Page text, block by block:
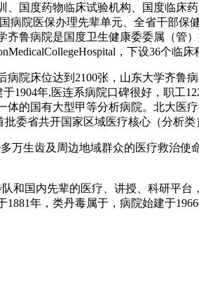
国度药物临床试验机构、国度临床
病院医保办理先辈单元、全省干部
鲁病院是国度卫生健康委委属（管
，下设36个临床
床位达到2100张，山东大学齐鲁
年,医连系病院口碑很好，职工
的国有大型甲等分析病院。北大医
委省共开国家区域医疗核心（分析类
生齿及周边地域群众的医疗救治使
国内先辈的医疗、讲授、科研平
年，类丹毒属于，病院始建于